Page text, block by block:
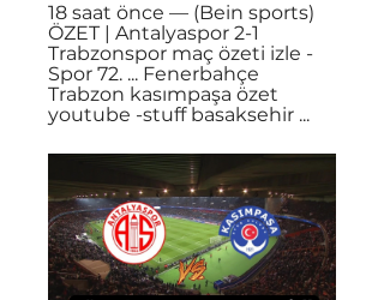
18 saat önce — (Bein sports)
ÖZET | Antalyaspor 2-1
Trabzonspor maç özeti izle -
Spor 72. ... Fenerbahçe
Trabzon kasımpaşa özet
youtube -stuff basaksehir ...